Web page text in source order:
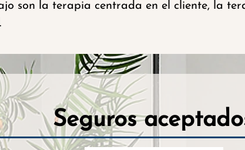
son la terapia centrada en el cliente, la
Seguros